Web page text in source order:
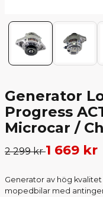
Generator
Progress
Microcar /
2 299 kr1 669 kr
Generator av hög
mopedbilar med